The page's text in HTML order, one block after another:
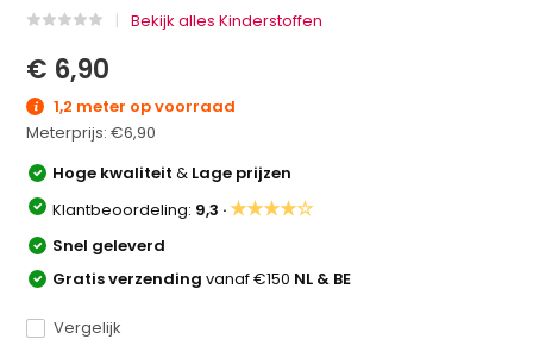
Bekijk alles Kinderstoffen
€ 6,90
1,2 meter op voorraad
Meterprijs:€6,90
Hoge kwaliteit& Lage prijzen
Klantbeoordeling: 9,3 ·★★★★☆
Snel geleverd
Gratis verzendingvanaf €150 NL & BE
Vergelijk